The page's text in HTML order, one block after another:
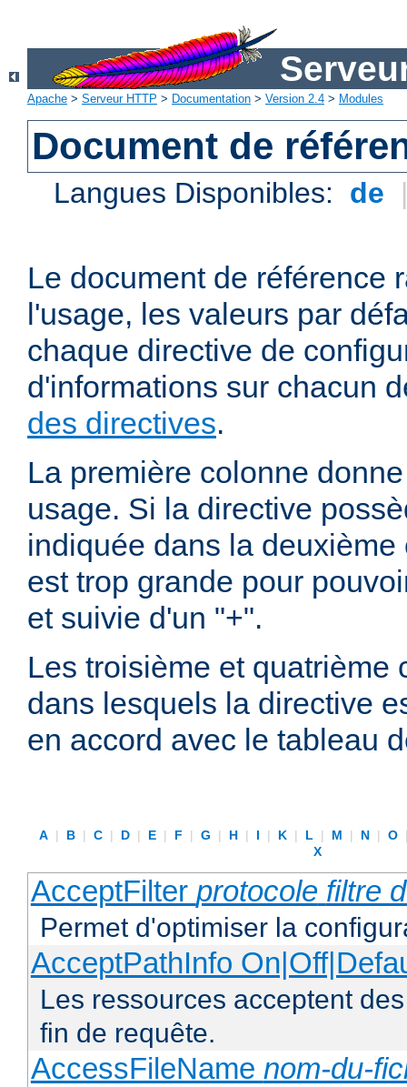
Apache > Serveur HTTP > Documentation > Version 2.4 > Modules
Document de
Langues Disponibles: de
Le document de référence
l'usage, les valeurs par
chaque directive de
d'informations sur chacun
des directives.
La première colonne
usage. Si la directive
indiquée dans la
est trop grande pour
et suivie d'un "+".
Les troisième et quatrième
dans lesquels la directive
en accord avec le tableau
A | B | C | D | E | F | G | H | I | K | L | M | N | O
X
AcceptFilter protocole filtre
Permet d'optimiser la
AcceptPathInfo
Les ressources acceptent
fin de requête.
AccessFileName nom-du-